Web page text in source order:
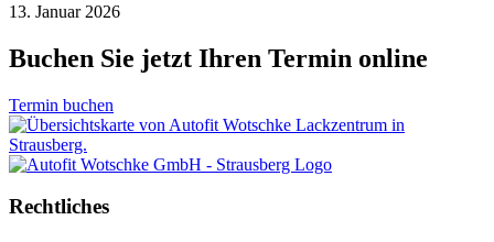
13. Januar 2026
Buchen Sie jetzt Ihren Termin online
Termin buchen
Rechtliches